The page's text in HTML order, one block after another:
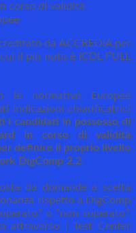
corso di validità
da ACCREDIA per
il più noto è ICDL FULL
le normative Europee
indicazioni chiarificatrici
i candidati in possesso di
in corso di validità
definire il proprio livello
DigComp 2.2.
da domande a scelta
rispetto a DigComp
o “non superato”.
attraverso i Test Center